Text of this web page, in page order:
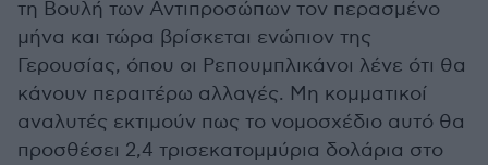
τη Βουλή των Αντιπροσώπων τον περασμένο
μήνα και τώρα βρίσκεται ενώπιον της
Γερουσίας, όπου οι Ρεπουμπλικάνοι λένε ότι θα
κάνουν περαιτέρω αλλαγές. Μη κομματικοί
αναλυτές εκτιμούν πως το νομοσχέδιο αυτό θα
προσθέσει 2,4 τρισεκατομμύρια δολάρια στο